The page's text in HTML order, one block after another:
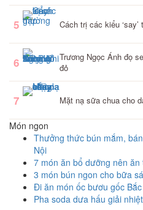
5 Cách trị các kiểu ‘say’
6
Trương Ngọc Ánh đọ
đỏ
7 Mặt nạ sữa chua cho
Món ngon
Thưởng thức bún mắm,
Nội
7 món ăn bổ dưỡng nên ăn
3 món bún ngon cho bữa
Đi ăn món ốc bươu gốc
Pha soda dưa hấu giải